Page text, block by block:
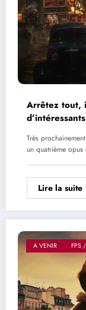
Arrêtez tout,
Très
un quatrième
Lire la suite
A VENIR FPS